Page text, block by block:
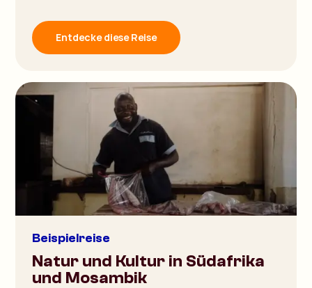
Entdecke diese Reise
Beispielreise
Natur und Kultur in Südafrika
und Mosambik